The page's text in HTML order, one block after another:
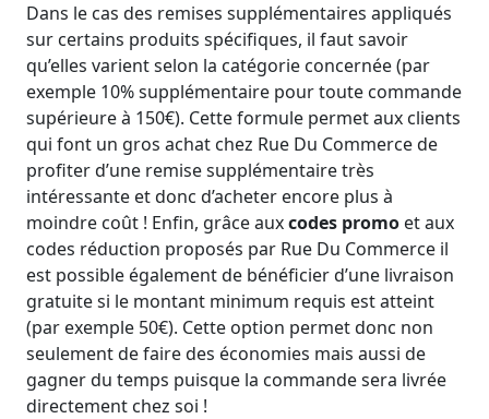
Dans le cas des remises supplémentaires appliqués
sur certains produits spécifiques, il faut savoir
qu’elles varient selon la catégorie concernée (par
exemple 10% supplémentaire pour toute commande
supérieure à 150€). Cette formule permet aux clients
qui font un gros achat chez Rue Du Commerce de
profiter d’une remise supplémentaire très
intéressante et donc d’acheter encore plus à
moindre coût ! Enfin, grâce auxcodes promo et aux
codes réduction proposés par Rue Du Commerce il
est possible également de bénéficier d’une livraison
gratuite si le montant minimum requis est atteint
(par exemple 50€). Cette option permet donc non
seulement de faire des économies mais aussi de
gagner du temps puisque la commande sera livrée
directement chez soi !